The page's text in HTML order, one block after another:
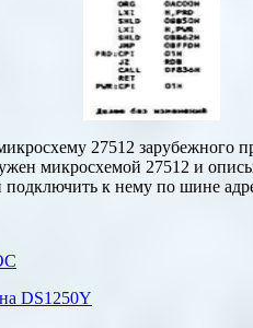
27512
микросхемой 27512 и
подключить к нему по шине
DS1250Y